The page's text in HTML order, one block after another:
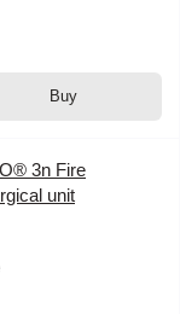
Buy
3n Fire
unit